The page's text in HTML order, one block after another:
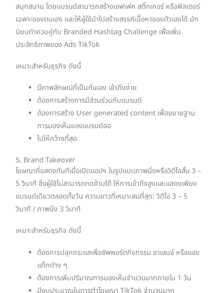
สนุกสนาน โดยแบรนด์สามารถสร้างเอฟเฟค สติ๊กเกอร์ หรือฟิลเตอร์
เฉพาะของตนเอง และให้ผู้ใช้นำไปสร้างสรรค์เนื้อหาของตัวเองได้ มัก
นิยมทำควบคู่กับ Branded Hashtag Challenge เพื่อเพิ่ม
ประสิทธิภาพของ Ads TikTok
เหมาะสำหรับธุรกิจ ดังนี้
มีภาพลักษณ์ที่เป็นกันเอง เข้าถึงง่าย
ต้องการสร้างการมีส่วนร่วมกับแบรนด์
ต้องการสร้าง User generated content เพื่อขยายฐาน
การมองเห็นของแบรนด์ออ
ไปให้กว้างที่สุด
5. Brand Takeover
โฆษณาที่แสดงทันทีเมื่อเปิดแอปฯ ในรูปแบบภาพนิ่งหรือวิดีโอสั้น 3 –
5 วินาที ซึ่งผู้ใช้ไม่สามารถกดข้ามได้ ให้การเข้าถึงสูงและแสดงเพียง
แบรนด์เดียวตลอดทั้งวัน ความยาวที่เหมาะสมที่สุด: วิดีโอ 3 – 5
วินาที / ภาพนิ่ง 3 วินาที
เหมาะสำหรับธุรกิจ ดังนี้
ต้องการปลุกกระแสเพื่อซัพพอร์ตกิจกรรม ชาเลนจ์ หรือแฮช
แท็กต่าง ๆ
ต้องการเพิ่มปริมาณการมองเห็นจำนวนมากภายใน 1 วัน
มีงบประมาณในการทำโฆษณา TikTok จำนวนมาก